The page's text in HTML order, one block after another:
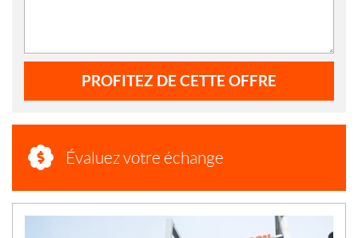
PROFITEZ DE CETTE OFFRE
Évaluez votre échange